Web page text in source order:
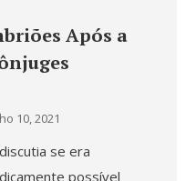
Após a
10, 2021
se era
possível